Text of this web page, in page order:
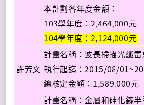
本計劃各年度金額：
103學年度： 2,464,000元
104學年度： 2,124,000元
許芳文
計畫名稱：波長掃描光纖雷
執行起迄：2015/08/
總核定金額： 1,589,000元
計畫名稱：金屬和砷化鎵